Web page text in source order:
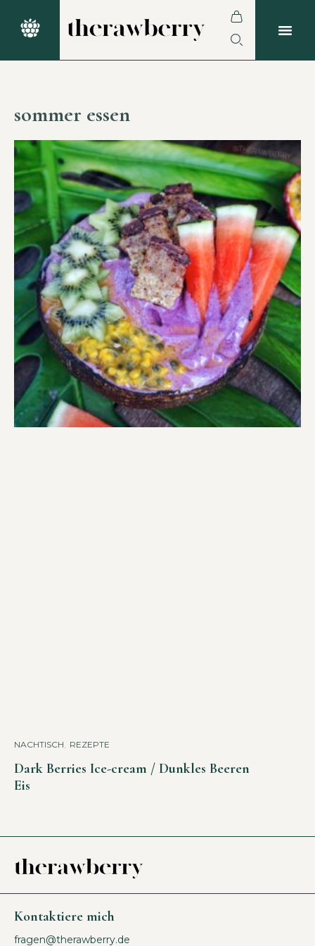
sommer essen
NACHTISCH REZEPTE
Dark Berries Ice-cream / Dunkles Beeren
Eis
Kontaktiere mich
fragen@therawberry.de